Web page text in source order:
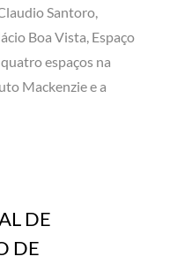
Santoro,
Boa Vista, Espaço
espaços na
Mackenzie e a
DE
DE